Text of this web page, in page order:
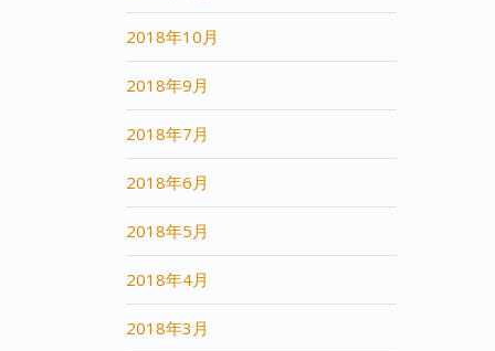
2018年10月
2018年9月
2018年7月
2018年6月
2018年5月
2018年4月
2018年3月